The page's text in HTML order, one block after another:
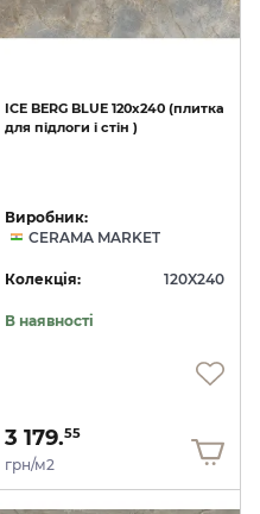
ICE BERG BLUE 120х240 (плитка
для підлоги і стін )
Виробник:
CERAMA MARKET
Колекція: 120X240
В наявності
3 179.55
грн/м2